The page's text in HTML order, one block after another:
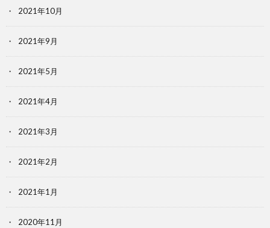
2021年10月
2021年9月
2021年5月
2021年4月
2021年3月
2021年2月
2021年1月
2020年11月